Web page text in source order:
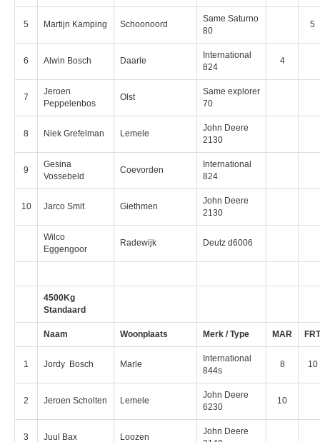
5 Martijn Kamping Schoonoord
Same Saturno
80
5
6 Alwin Bosch Daarle
International
824
4
7
Jeroen
Peppelenbos
Olst
Same explorer
70
8 Niek Grefelman Lemele
John Deere
2130
9
Gesina
Vossebeld
Coevorden
International
824
10 Jarco Smit Giethmen
John Deere
2130
Wilco
Eggengoor
Radewijk Deutz d6006
4500Kg
Standaard
Naam Woonplaats Merk / Type MAR FRT
1 Jordy Bosch Marle
International
844s
8 10
2 Jeroen Scholten Lemele
John Deere
6230
10
3 Juul Bax Loozen
John Deere